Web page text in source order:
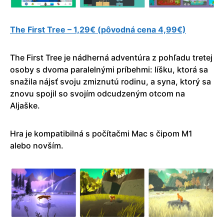
The First Tree – 1,29€ (pôvodná cena 4,99€)
The First Tree je nádherná adventúra z pohľadu tretej
osoby s dvoma paralelnými príbehmi: líšku, ktorá sa
snažila nájsť svoju zmiznutú rodinu, a syna, ktorý sa
znovu spojil so svojím odcudzeným otcom na
Aljaške.
Hra je kompatibilná s počítačmi Mac s čipom M1
alebo novším.